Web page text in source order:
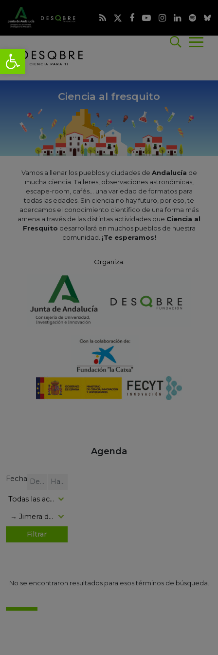
Ciencia al fresquito
Vamos a llenar los pueblos y ciudades de Andalucía de
mucha ciencia. Talleres, observaciones astronómicas,
escape-room, cafés... una variedad de formatos para
todas las edades. Sin ciencia no hay futuro, por eso, te
acercamos el conocimiento científico de una forma más
amena a través de las distintas actividades que Ciencia al
Fresquito desarrollará en muchos pueblos de nuestra
comunidad. ¡Te esperamos!
Organiza:
Agenda
Fecha
No se encontraron resultados para esos términos de búsqueda.